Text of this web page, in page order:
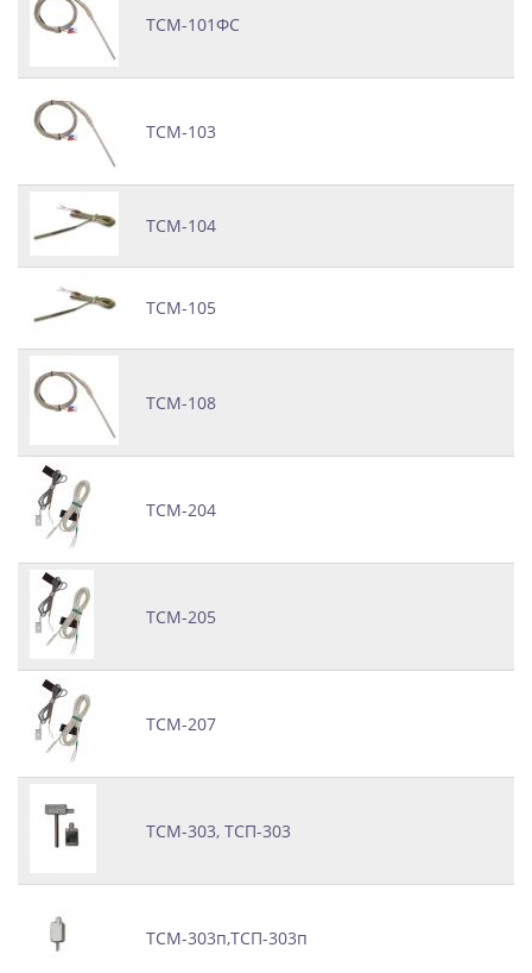
ТСМ-101ФС
ТСМ-103
ТСМ-104
ТСМ-105
ТСМ-108
ТСМ-204
ТСМ-205
ТСМ-207
ТСМ-303, ТСП-303
ТСМ-303п,ТСП-303п